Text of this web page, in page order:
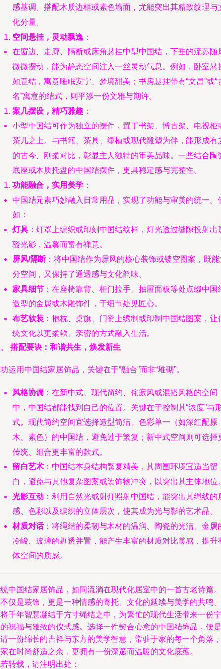
感基调。搭配木质边框或素色墙面，尤能突出其精致纹理与
化分量。
空间悬挂，灵动飘逸 ：
在窗边、走廊、隔断或床角悬挂中型中国结，下垂的流苏随
微微摆动，能为静态空间注入一丝灵动气息。例如，卧室悬
如意结，寓意睡眠安宁、梦境甜美；书房悬挂带有“文昌”或“
名”寓意的结式，则平添一份文雅与期许。
案几摆设，精巧雅趣 ：
小型中国结可作为独立的摆件，置于书架、博古架、电视柜
茶几之上。与书籍、茶具、绿植或现代雕塑为伴，能形成有
的古今、刚柔对比，彰显主人独特的审美品味。一些结合陶
底座或木质托盘的中国结摆件，更具稳定感与完整性。
功能融合，实用美学 ：
中国结元素巧妙融入日常用品，实现了功能与审美的统一。
如：
灯具 ：灯罩上编织或印刻中国结纹样，灯光透过缝隙投射出
驳光影，温馨而富有禅意。
屏风/隔断：将中国结作为屏风的核心装饰或镂空图案，既能
分空间，又保持了通透感与文化韵味。
家具细节 ：在座椅靠背、柜门拉手、抽屉面板等处点缀中国
造型的金属或木雕饰件，于细节处见匠心。
布艺软装 ：抱枕、桌旗、门帘上绣制或印制中国结图案，让
统文化以更柔软、亲密的方式融入生活。
搭配要诀：和谐共生，焕发新生
运用中国结家居饰品，关键在于“融合”而非“堆砌”。
风格协调 ：在新中式、现代简约、侘寂风或混搭风格的空间
中，中国结都能找到自己的位置。关键在于控制其“浓度”与
式。现代简约空间宜选择造型简洁、色彩单一（如深红配原
木、素色）的中国结，避免过于繁复；新中式空间则可选择
传统、组合更丰富的款式。
留白艺术 ：中国结本身结构繁复精美，其周围环境宜适当留
白，避免与其他复杂图案或装饰物冲突，以突出其主体地位
光影互动 ：利用自然光或射灯照射中国结，能突出其绳线的
感、色彩以及编织的立体层次，使其成为光与影的艺术品。
材质对话：将绳结的柔韧与木材的温润、陶瓷的光洁、金属
冷峻、玻璃的剔透并置，能产生丰富的材质对比美感，提升
体空间的质感。
中国结家居饰品，如同流淌在现代化居室中的一首古老诗篇。
仅是装饰，更是一种情感的寄托、文化的延续与美学的共鸣。
千年智慧凝结于方寸绳结之中，为繁忙的现代生活带来一份宁
祝福与雅致的仪式感。选择一件契合心意的中国结饰品，便是
一份绵长的吉祥与东方的美学智慧，常驻于家的每一个角落，
在时尚舒适之余，更拥有一份深邃而温暖的文化底蕴。
转载，请注明出处：